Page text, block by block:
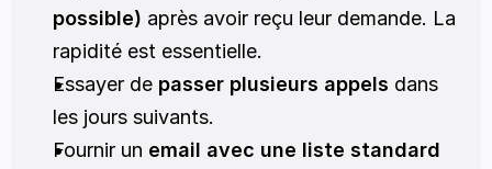
possible) après avoir reçu leur demande. La
rapidité est essentielle.
Essayer de passer plusieurs appels dans
les jours suivants.
Fournir un email avec une liste standard